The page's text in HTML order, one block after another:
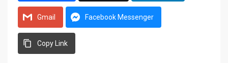
Gmail Facebook Messenger
Copy Link